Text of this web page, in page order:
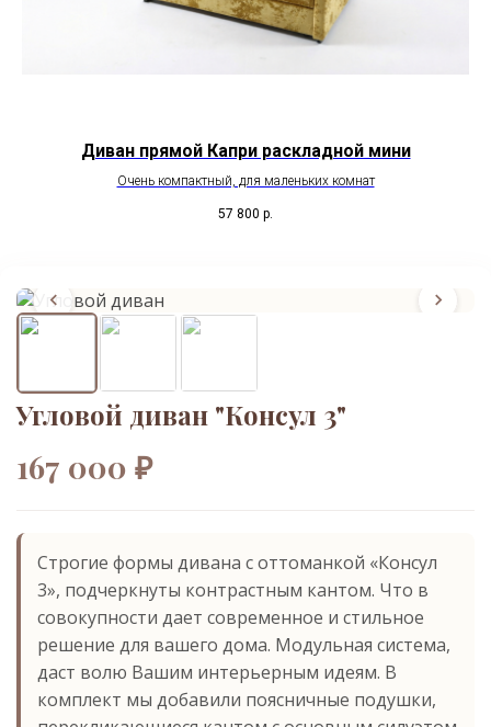
Диван прямой Капри раскладной мини
Очень компактный, для маленьких комнат
57 800 р.
Угловой диван "Консул 3"
167 000 ₽
Строгие формы дивана с оттоманкой «Консул
3», подчеркнуты контрастным кантом. Что в
совокупности дает современное и стильное
решение для вашего дома. Модульная система,
даст волю Вашим интерьерным идеям. В
комплект мы добавили поясничные подушки,